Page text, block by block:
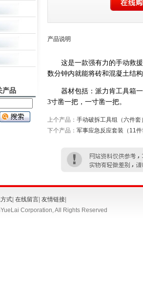
产品
产品说明
这是一款强有力的手动救
数分钟内就能将砖和混凝土结
器材包括：派力肯工具箱
3寸凿一把，一寸凿一把。
上个产品： 手动破拆工具组（六件套
下个产品： 军事应急反应套装（11
式 在线留言 友情链接
Corporation, All Rights Reserved